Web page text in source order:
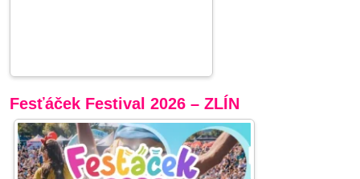
Fesťáček Festival 2026 – ZLÍN